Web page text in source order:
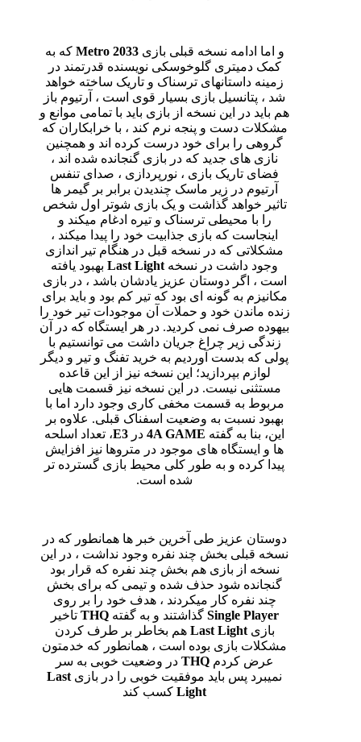
و اما ادامه نسخه قبلی بازیMetro 2033 که به
کمک دمیتری گلوخوسکی نویسنده قدرتمند در
زمینه داستانهای ترسناک و تاریک ساخته خواهد
شد ، پتانسیل بازی بسیار قوی است ، آرتیوم باز
هم باید در این نسخه از بازی باید با تمامی موانع و
مشکلات دست و پنجه نرم کند ، با خرابکاران که
گروهی را برای خود درست کرده اند و همچنین
نازی های جدید که در بازی گنجانده شده اند ،
فضای تاریک بازی ، نورپردازی ، صدای تنفس
آرتیوم در زیر ماسک چندیدن برابر بر گیمر ها
تاثیر خواهد گذاشت و یک بازی شوتر اول شخص
را با محیطی ترسناک و تیره ادغام میکند و
اینجاست که بازی جذابیت خود را پیدا میکند ،
مشکلاتی که در نسخه قبل در هنگام تیر اندازی
وجود داشت در نسخه Last Light بهبود یافته
است ، اگر دوستان عزیز یادشان باشد ، در بازی
مکانیزم به گونه ای بود که تیر کم بود و باید برای
زنده ماندن خود و حملات آن موجودات تیر خود را
بیهوده صرف نمی کردید. در هر ایستگاه که در آن
زندگی زیر چراغ جریان داشت می توانستیم با
پولی که بدست آوردیم به خرید تفنگ و تیر و دیگر
لوازم بپردازید؛ این نسخه نیز از این قاعده
مستثنی نیست. در این نسخه نیز قسمت هایی
مربوط به قسمت مخفی کاری وجود دارد اما با
بهبود نسبت به وضعیت اسفناک قبلی. علاوه بر
این، بنا به گفته 4A GAME در E3، تعداد اسلحه
ها و ایستگاه های موجود در متروها نیز افزایش
پیدا کرده و به طور کلی محیط بازی گسترده تر
شده است.
دوستان عزیز طی آخرین خبر ها همانطور که در
نسخه قبلی بخش چند نفره وجود نداشت ، در این
نسخه از بازی هم بخش چند نفره که قرار بود
گنجانده شود حذف شده و تیمی که برای بخش
چند نفره کار میکردند ، هدف خود را بر روی
Single Player گذاشتند و به گفتهTHQ تاخیر
بازیLast Light هم بخاطر بر طرف کردن
مشکلات بازی بوده است ، همانطور که خدمتون
عرض کردمTHQ در وضعیت خوبی به سر
نمیبرد پس باید موفقیت خوبی را در بازی Last
Light کسب کند